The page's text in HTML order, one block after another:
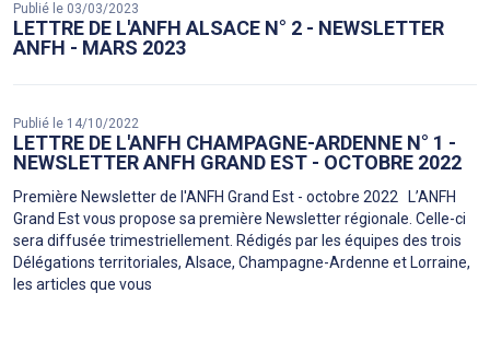
Publié le 03/03/2023
LETTRE DE L'ANFH ALSACE N° 2 - NEWSLETTER
ANFH - MARS 2023
Publié le 14/10/2022
LETTRE DE L'ANFH CHAMPAGNE-ARDENNE N° 1 -
NEWSLETTER ANFH GRAND EST - OCTOBRE 2022
Première Newsletter de l'ANFH Grand Est - octobre 2022 L’ANFH
Grand Est vous propose sa première Newsletter régionale. Celle-ci
sera diffusée trimestriellement. Rédigés par les équipes des trois
Délégations territoriales, Alsace, Champagne-Ardenne et Lorraine,
les articles que vous